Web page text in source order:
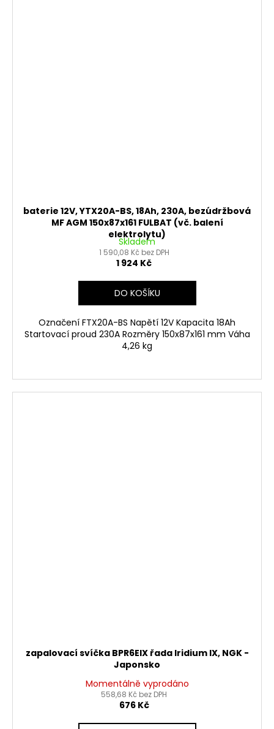
baterie 12V, YTX20A-BS, 18Ah, 230A, bezúdržbová
MF AGM 150x87x161 FULBAT (vč. balení
elektrolytu)
Skladem
1 590,08 Kč bez DPH
1 924 Kč
DO KOŠÍKU
Označení FTX20A-BS Napětí 12V Kapacita 18Ah
Startovací proud 230A Rozměry 150x87x161 mm Váha
4,26 kg
zapalovací svíčka BPR6EIX řada Iridium IX, NGK -
Japonsko
Momentálně vyprodáno
558,68 Kč bez DPH
676 Kč